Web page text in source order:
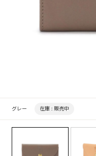
グレー 在庫 : 販売中